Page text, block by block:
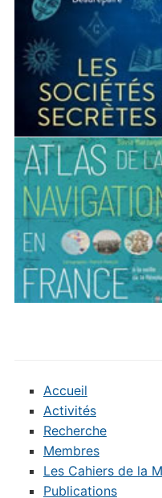
Accueil
Activités
Recherche
Membres
Les Cahiers de la
Publications